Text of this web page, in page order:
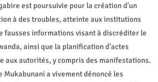
est poursuivie pour la création d'un
à des troubles, atteinte aux institutions
fausses informations visant à discréditer le
ainsi que la planification d'actes
aux autorités, y compris des manifestations.
Mukabunani a vivement dénoncé les